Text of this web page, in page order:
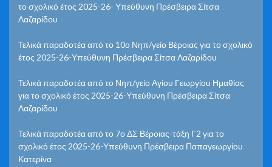
το σχολικό έτος 2025-26- Υπεύθυνη Πρέσβειρα Σίτσα
Λαζαρίδου
Τελικά παραδοτέα από το 10ο Νηπ/γείο Βέροιας για το σχολικό
έτος 2025-26-Υπεύθυνη Πρέσβειρα Σίτσα Λαζαρίδου
Τελικά παραδοτέα από το Νηπ/γείο Αγίου Γεωργίου Ημαθίας
για το σχολικό έτος 2025-26-Υπεύθυνη Πρέσβειρα Σίτσα
Λαζαρίδου
Τελικά παραδοτέα από το 7ο ΔΣ Βέροιας-τάξη Γ2 για το
σχολικό έτος 2025-26-Υπεύθυνη Πρέσβειρα Παπαγεωργίου
Κατερίνα